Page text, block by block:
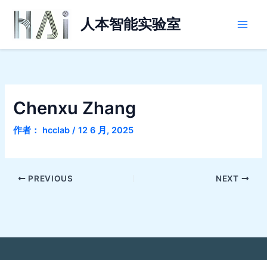
容
人本智能实验室
Chenxu Zhang
作者： hcclab/12 6 月, 2025
PREVIOUS NEXT